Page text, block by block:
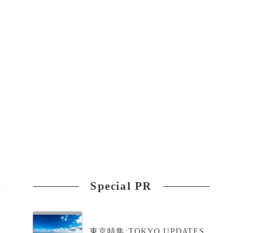
Special PR
東京特集:TOKYO UPDATES